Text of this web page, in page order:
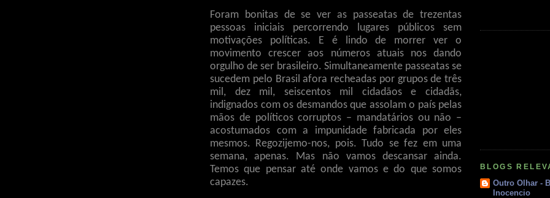
Foram bonitas de se ver as passeatas de trezentas
pessoas iniciais percorrendo lugares públicos sem
motivações políticas. E é lindo de morrer ver o
movimento crescer aos números atuais nos dando
orgulho de ser brasileiro. Simultaneamente passeatas se
sucedem pelo Brasil afora recheadas por grupos de três
mil, dez mil, seiscentos mil cidadãos e cidadãs,
indignados com os desmandos que assolam o país pelas
mãos de políticos corruptos – mandatários ou não –
acostumados com a impunidade fabricada por eles
mesmos. Regozijemo-nos, pois. Tudo se fez em uma
semana, apenas. Mas não vamos descansar ainda.
Temos que pensar até onde vamos e do que somos
capazes.
BLOGS
Outro Olhar -
Inocencio